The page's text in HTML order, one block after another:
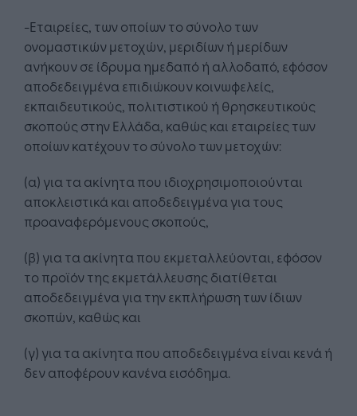
-Εταιρείες, των οποίων το σύνολο των
ονομαστικών μετοχών, μεριδίων ή μερίδων
ανήκουν σε ίδρυμα ημεδαπό ή αλλοδαπό, εφόσον
αποδεδειγμένα επιδιώκουν κοινωφελείς,
εκπαιδευτικούς, πολιτιστικού ή θρησκευτικούς
σκοπούς στην Ελλάδα, καθώς και εταιρείες των
οποίων κατέχουν το σύνολο των μετοχών:
(α) για τα ακίνητα που ιδιοχρησιμοποιούνται
αποκλειστικά και αποδεδειγμένα για τους
προαναφερόμενους σκοπούς,
(β) για τα ακίνητα που εκμεταλλεύονται, εφόσον
το προϊόν της εκμετάλλευσης διατίθεται
αποδεδειγμένα για την εκπλήρωση των ίδιων
σκοπών, καθώς και
(γ) για τα ακίνητα που αποδεδειγμένα είναι κενά ή
δεν αποφέρουν κανένα εισόδημα.